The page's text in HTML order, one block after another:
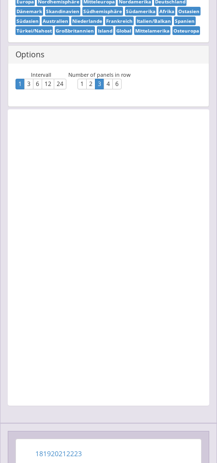
Europa Nordhemisphäre Mitteleuropa Nordamerika
Deutschland
Dänemark Skandinavien Südhemisphäre Südamerika Afrika Ostasien
Südasien
Australien Niederlande Frankreich Italien/Balkan
Spanien
Türkei/Nahost Großbritannien Island Global Mittelamerika Osteuropa
Options
Intervall
1 3 6 12 24
Number of panels in row
1 2 3 4 6
181920212223